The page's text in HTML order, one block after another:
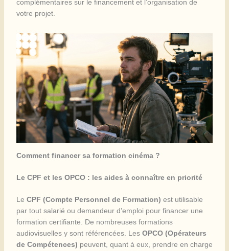
complémentaires sur le financement et l’organisation de
votre projet.
Comment financer sa formation cinéma ?
Le CPF et les OPCO : les aides à connaître en priorité
Le CPF (Compte Personnel de Formation) est utilisable
par tout salarié ou demandeur d’emploi pour financer une
formation certifiante. De nombreuses formations
audiovisuelles y sont référencées. Les OPCO (Opérateurs
de Compétences) peuvent, quant à eux, prendre en charge